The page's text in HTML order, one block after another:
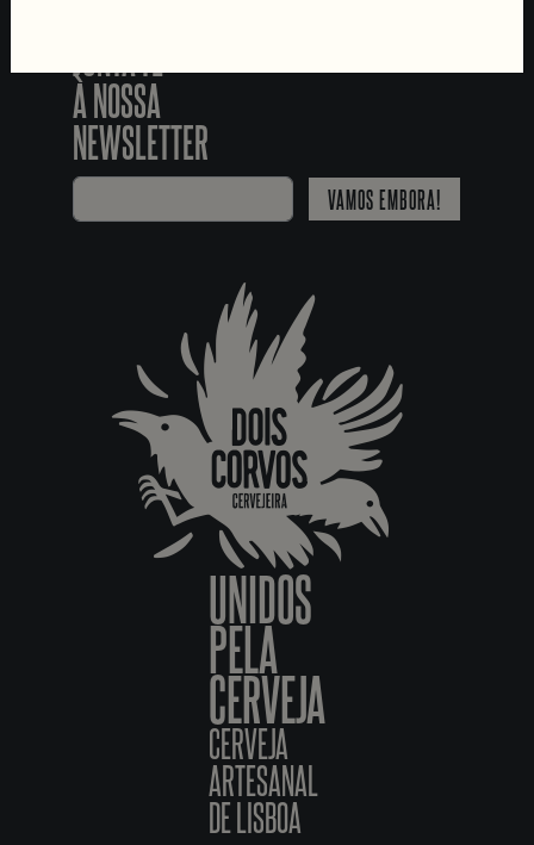
À NOSSA
NEWSLETTER
VAMOS EMBORA!
UNIDOS
PELA
CERVEJA
CERVEJA
ARTESANAL
DE LISBOA